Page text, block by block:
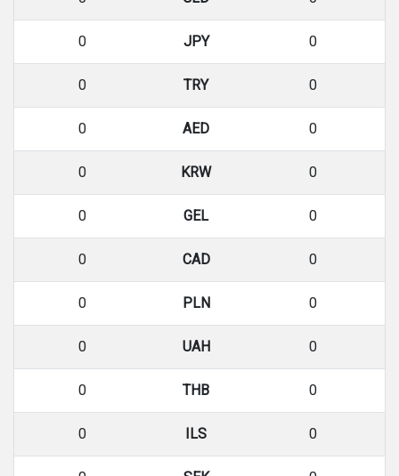
0 JPY 0
0 TRY 0
0 AED 0
0 KRW 0
0 GEL 0
0 CAD 0
0 PLN 0
0 UAH 0
0 THB 0
0 ILS 0